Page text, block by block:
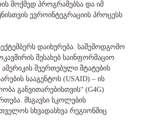
მოქმედ პროგრამებსა და იმ
ევროინტეგრაციის პროცესს
დაიხურება. საშემოდგომო
შესახებ საინფორმაციო
შეერთებული შტატების
სააგენტოს (USAID) – ის
განვითარებისთვის“ (G4G)
მსგავსი სკოლების
სხვადასხვა რეგიონშიც